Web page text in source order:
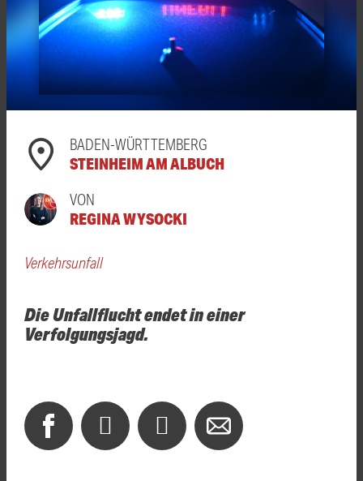
BADEN-WÜRTTEMBERG
STEINHEIM AM ALBUCH
VON
REGINA WYSOCKI
Verkehrsunfall
Die Unfallflucht endet in einer
Verfolgungsjagd.